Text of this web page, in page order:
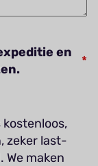
en
zeker last-
We maken